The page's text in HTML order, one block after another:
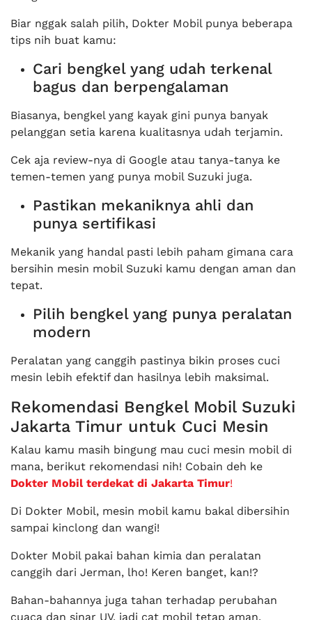
Biar nggak salah pilih, Dokter Mobil punya beberapa
tips nih buat kamu:
Cari bengkel yang udah terkenal
bagus dan berpengalaman
Biasanya, bengkel yang kayak gini punya banyak
pelanggan setia karena kualitasnya udah terjamin.
Cek aja review-nya di Google atau tanya-tanya ke
temen-temen yang punya mobil Suzuki juga.
Pastikan mekaniknya ahli dan
punya sertifikasi
Mekanik yang handal pasti lebih paham gimana cara
bersihin mesin mobil Suzuki kamu dengan aman dan
tepat.
Pilih bengkel yang punya peralatan
modern
Peralatan yang canggih pastinya bikin proses cuci
mesin lebih efektif dan hasilnya lebih maksimal.
Rekomendasi Bengkel Mobil Suzuki
Jakarta Timur untuk Cuci Mesin
Kalau kamu masih bingung mau cuci mesin mobil di
mana, berikut rekomendasi nih! Cobain deh ke
Dokter Mobil terdekat di Jakarta Timur!
Di Dokter Mobil, mesin mobil kamu bakal dibersihin
sampai kinclong dan wangi!
Dokter Mobil pakai bahan kimia dan peralatan
canggih dari Jerman, lho! Keren banget, kan!?
Bahan-bahannya juga tahan terhadap perubahan
cuaca dan sinar UV, jadi cat mobil tetap aman.